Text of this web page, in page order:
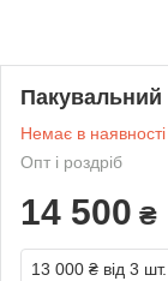
Пакувальний
Немає в наявності
Опт і роздріб
14 500 ₴
13 000 ₴ від 3 шт.